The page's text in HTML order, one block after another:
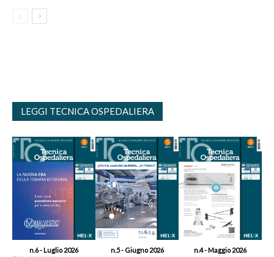
LEGGI TECNICA OSPEDALIERA
n.6 - Luglio 2026 n.5 - Giugno 2026 n.4 - Maggio 2026